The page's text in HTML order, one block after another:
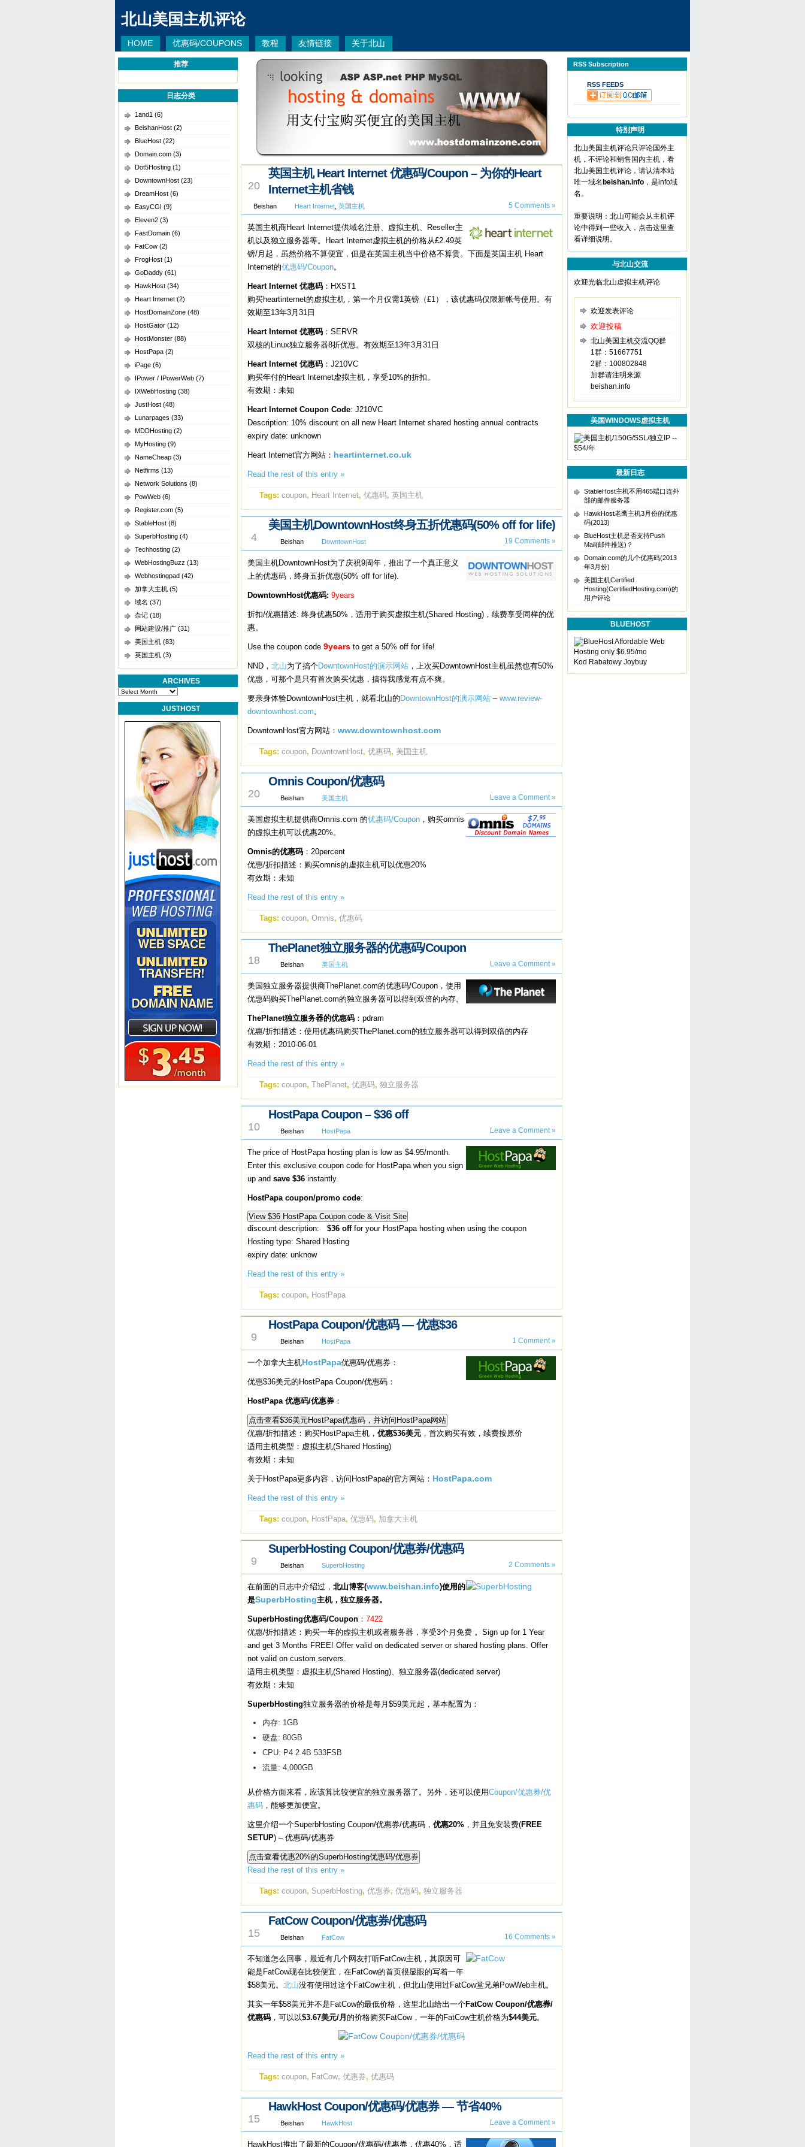
北山美国主机评论
HOME 优惠码/COUPONS 教程 友情链接 关于北山
推荐
日志分类
1and1 (6)
BeishanHost (2)
BlueHost (22)
Domain.com (3)
Dot5Hosting (1)
DowntownHost (23)
DreamHost (6)
EasyCGI (9)
Eleven2 (3)
FastDomain (6)
FatCow (2)
FrogHost (1)
GoDaddy (61)
HawkHost (34)
Heart Internet (2)
HostDomainZone (48)
HostGator (12)
HostMonster (88)
HostPapa (2)
iPage (6)
IPower / IPowerWeb (7)
IXWebHosting (38)
JustHost (48)
Lunarpages (33)
MDDHosting (2)
MyHosting (9)
NameCheap (3)
Netfirms (13)
Network Solutions (8)
PowWeb (6)
Register.com (5)
StableHost (8)
SuperbHosting (4)
Techhosting (2)
WebHostingBuzz (13)
Webhostingpad (42)
加拿大主机 (5)
域名 (37)
杂记 (18)
网站建设/推广 (31)
美国主机 (83)
英国主机 (3)
ARCHIVES
Archives
JUSTHOST
20
英国主机 Heart Internet 优惠码/Coupon – 为你的Heart
Internet主机省钱
Beishan Heart Internet 英国主机 5 Comments »
英国主机商Heart Internet提供域名注册、虚拟主机、Reseller主
机以及独立服务器等。Heart Internet虚拟主机的价格从£2.49英
镑/月起，虽然价格不算便宜，但是在英国主机当中价格不算贵。下面是英国主机 Heart
Internet的优惠码/Coupon。
Heart Internet 优惠码 ：HXST1
购买heartinternet的虚拟主机，第一个月仅需1英镑（£1），该优惠码仅限新帐号使用。有
效期至13年3月31日
Heart Internet 优惠码 ：SERVR
双核的Linux独立服务器8折优惠。有效期至13年3月31日
Heart Internet 优惠码 ：J210VC
购买年付的Heart Internet虚拟主机，享受10%的折扣。
有效期：未知
Heart Internet Coupon Code: J210VC
Description: 10% discount on all new Heart Internet shared hosting annual contracts
expiry date: unknown
Heart Internet官方网站： heartinternet.co.uk
Read the rest of this entry »
Tags: coupon, Heart Internet, 优惠码, 英国主机
4
美国主机DowntownHost终身五折优惠码(50% off for life)
Beishan DowntownHost 19 Comments »
美国主机DowntownHost为了庆祝9周年，推出了一个真正意义
上的优惠码，终身五折优惠(50% off for life).
DowntownHost优惠码: 9years
折扣/优惠描述: 终身优惠50%，适用于购买虚拟主机(Shared Hosting)，续费享受同样的优
惠。
Use the coupon code 9years to get a 50% off for life!
NND， 北山为了搞个DowntownHost的演示网站 ，上次买DowntownHost主机虽然也有50%
优惠，可那个是只有首次购买优惠，搞得我感觉有点不爽。
要亲身体验DowntownHost主机，就看北山的 DowntownHost的演示网站 – www.review-
downtownhost.com。
DowntownHost官方网站： www.downtownhost.com
Tags: coupon, DowntownHost, 优惠码, 美国主机
20
Omnis Coupon/优惠码
Beishan 美国主机 Leave a Comment »
美国虚拟主机提供商Omnis.com 的优惠码/Coupon ，购买omnis
的虚拟主机可以优惠20%。
Omnis的优惠码 ：20percent
优惠/折扣描述：购买omnis的虚拟主机可以优惠20%
有效期：未知
Read the rest of this entry »
Tags: coupon, Omnis, 优惠码
18
ThePlanet独立服务器的优惠码/Coupon
Beishan 美国主机 Leave a Comment »
美国独立服务器提供商ThePlanet.com的优惠码/Coupon，使用
优惠码购买ThePlanet.com的独立服务器可以得到双倍的内存。
ThePlanet独立服务器的优惠码 ：pdram
优惠/折扣描述：使用优惠码购买ThePlanet.com的独立服务器可以得到双倍的内存
有效期：2010-06-01
Read the rest of this entry »
Tags: coupon, ThePlanet, 优惠码, 独立服务器
10
HostPapa Coupon – $36 off
Beishan HostPapa Leave a Comment »
The price of HostPapa hosting plan is low as $4.95/month.
Enter this exclusive coupon code for HostPapa when you sign
up and save $36 instantly.
HostPapa coupon/promo code:
discount description: $36 offfor your HostPapa hosting when using the coupon
Hosting type: Shared Hosting
expiry date: unknow
Read the rest of this entry »
Tags: coupon, HostPapa
9
HostPapa Coupon/优惠码 — 优惠$36
Beishan HostPapa 1 Comment »
一个加拿大主机 HostPapa优惠码/优惠券：
优惠$36美元的HostPapa Coupon/优惠码：
HostPapa 优惠码/优惠券 ：
优惠/折扣描述：购买HostPapa主机， 优惠$36美元 ，首次购买有效，续费按原价
适用主机类型：虚拟主机(Shared Hosting)
有效期：未知
关于HostPapa更多内容，访问HostPapa的官方网站： HostPapa.com
Read the rest of this entry »
Tags: coupon, HostPapa, 优惠码, 加拿大主机
9
SuperbHosting Coupon/优惠券/优惠码
Beishan SuperbHosting 2 Comments »
在前面的日志中介绍过， 北山博客(www.beishan.info)使用的
是SuperbHosting主机，独立服务器。
SuperbHosting优惠码/Coupon ： 7422
优惠/折扣描述：购买一年的虚拟主机或者服务器，享受3个月免费 。Sign up for 1 Year
and get 3 Months FREE! Offer valid on dedicated server or shared hosting plans. Offer
not valid on custom servers.
适用主机类型：虚拟主机(Shared Hosting)、独立服务器(dedicated server)
有效期：未知
SuperbHosting独立服务器的价格是每月$59美元起，基本配置为：
内存: 1GB
硬盘: 80GB
CPU: P4 2.4B 533FSB
流量: 4,000GB
从价格方面来看，应该算比较便宜的独立服务器了。另外，还可以使用Coupon/优惠券/优
惠码 ，能够更加便宜。
这里介绍一个SuperbHosting Coupon/优惠券/优惠码， 优惠20% ，并且免安装费(FREE
SETUP) – 优惠码/优惠券
Read the rest of this entry »
Tags: coupon, SuperbHosting, 优惠券, 优惠码, 独立服务器
15
FatCow Coupon/优惠券/优惠码
Beishan FatCow 16 Comments »
不知道怎么回事，最近有几个网友打听FatCow主机，其原因可
能是FatCow现在比较便宜，在FatCow的首页很显眼的写着一年
$58美元。 北山没有使用过这个FatCow主机，但北山使用过FatCow堂兄弟PowWeb主机。
其实一年$58美元并不是FatCow的最低价格，这里北山给出一个FatCow Coupon/优惠券/
优惠码 ，可以以$3.67美元/月 的价格购买FatCow，一年的FatCow主机价格为$44美元。
Read the rest of this entry »
Tags: coupon, FatCow, 优惠券, 优惠码
15
HawkHost Coupon/优惠码/优惠券 — 节省40%
Beishan HawkHost Leave a Comment »
HawkHost推出了最新的Coupon/优惠码/优惠券，优惠40%，适
RSS Subscription
RSS FEEDS
特别声明
北山美国主机评论只评论国外主
机，不评论和销售国内主机，看
北山美国主机评论，请认清本站
唯一域名 beishan.info ，是info域
名。
重要说明：北山可能会从主机评
论中得到一些收入， 点击这里查
看详细说明 。
与北山交流
欢迎光临北山虚拟主机评论
欢迎发表评论
欢迎投稿
北山美国主机交流QQ群
1群：51667751
2群：100802848
加群请注明来源
beishan.info
美国WINDOWS虚拟主机
最新日志
StableHost主机不用465端口连外
部的邮件服务器
HawkHost老鹰主机3月份的优惠
码(2013)
BlueHost主机是否支持Push
Mail(邮件推送)？
Domain.com的几个优惠码(2013
年3月份)
美国主机Certified
Hosting(CertifiedHosting.com)的
用户评论
BLUEHOST
Kod Rabatowy Joybuy